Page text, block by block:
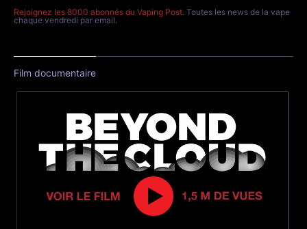
Rejoignez les 8000 abonnés du Vaping Post. Toutes les news de la vape
chaque vendredi par email.
Film documentaire